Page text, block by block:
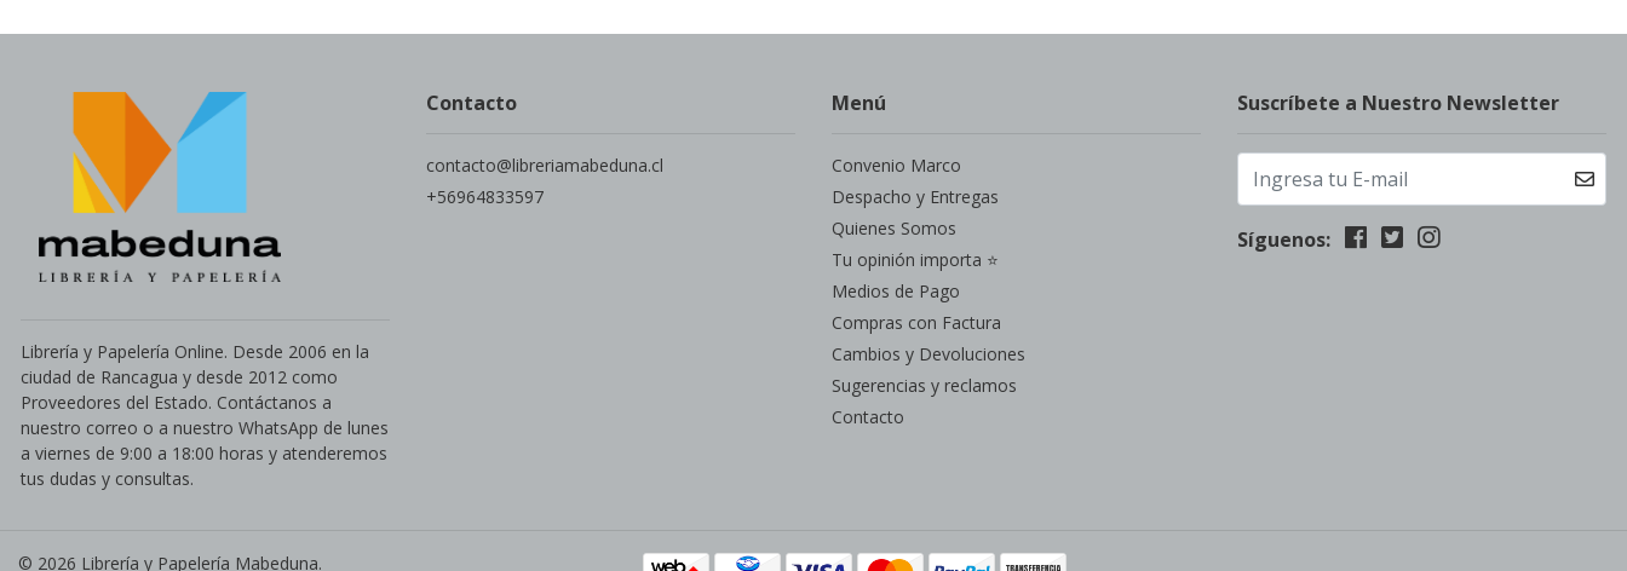
Librería y Papelería Online. Desde 2006 en la
ciudad de Rancagua y desde 2012 como
Proveedores del Estado. Contáctanos a
nuestro correo o a nuestro WhatsApp de lunes
a viernes de 9:00 a 18:00 horas y atenderemos
tus dudas y consultas.
Contacto
contacto@libreriamabeduna.cl
+56964833597
Menú
Convenio Marco
Despacho y Entregas
Quienes Somos
Tu opinión importa ⭐
Medios de Pago
Compras con Factura
Cambios y Devoluciones
Sugerencias y reclamos
Contacto
Suscríbete a Nuestro Newsletter
Síguenos:
© 2026 Librería y Papelería Mabeduna.